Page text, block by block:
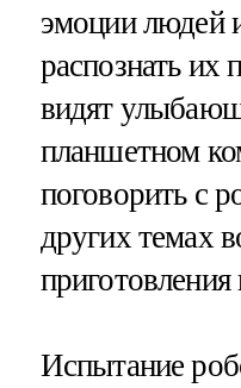
эмоции людей
распознать их
видят
планшетном
поговорить с
других темах
приготовления
Испытание